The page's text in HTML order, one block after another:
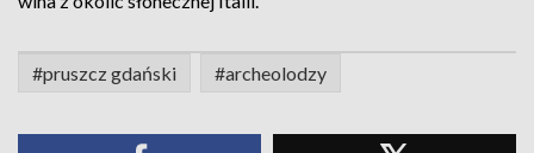
#pruszcz gdański #archeolodzy